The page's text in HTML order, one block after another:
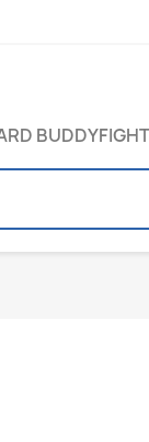
BUDDYFIGHT